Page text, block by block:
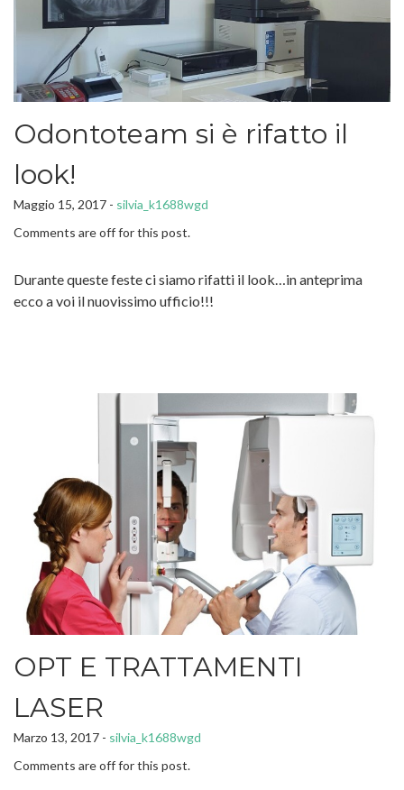
Odontoteam si è rifatto il
look!
Maggio 15, 2017 - silvia_k1688wgd
Comments are off for this post.
Durante queste feste ci siamo rifatti il look…in anteprima
ecco a voi il nuovissimo ufficio!!!
OPT E TRATTAMENTI
LASER
Marzo 13, 2017 - silvia_k1688wgd
Comments are off for this post.